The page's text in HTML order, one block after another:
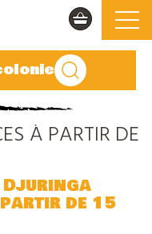
À PARTIR DE
Djuringa
de 15